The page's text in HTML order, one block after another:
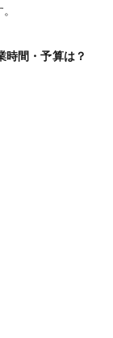
時間・予算は？